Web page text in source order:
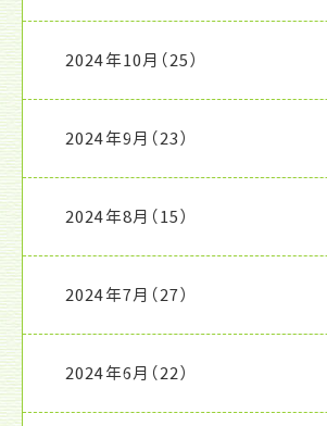
2024年10月 （25）
2024年9月 （23）
2024年8月 （15）
2024年7月 （27）
2024年6月 （22）